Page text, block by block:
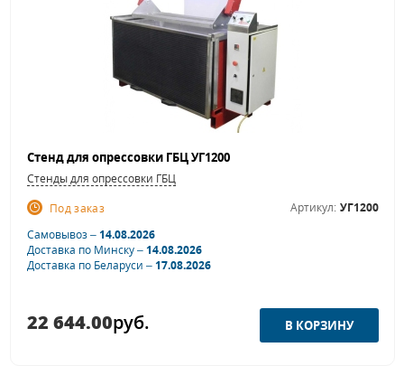
Стенд для опрессовки ГБЦ УГ1200
Стенды для опрессовки ГБЦ
Под заказ
Артикул: УГ1200
Самовывоз –14.08.2026
Доставка по Минску –14.08.2026
Доставка по Беларуси –17.08.2026
22 644.00руб.